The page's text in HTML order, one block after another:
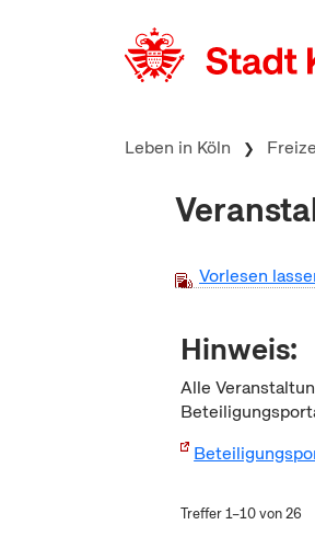
Leben in Köln
Vorlesen
Hinweis:
Alle
Treffer 1–10 von 26